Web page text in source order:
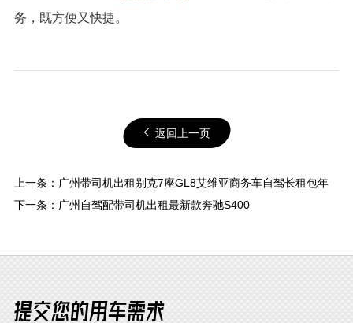
务，既方便又快捷。
返回上一页
上一条： 广州带司机出租别克7座GL8艾维亚商务车自驾长租包年
下一条： 广州自驾配带司机出租最新款奔驰S400
提交您的用车需求